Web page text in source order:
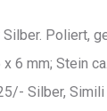
Poliert,
x 6 mm; Stein
Silber, Simili